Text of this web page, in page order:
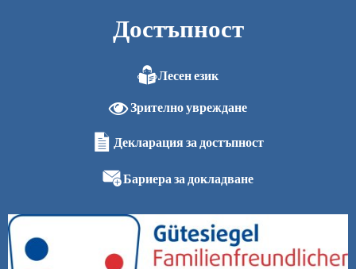
Достъпност
Лесен език
Зрително увреждане
Декларация за достъпност
Бариера за докладване